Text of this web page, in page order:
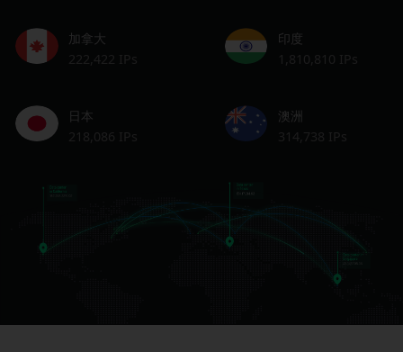
加拿大
222,422 IPs
印度
1,810,810 IPs
日本
218,086 IPs
澳洲
314,738 IPs